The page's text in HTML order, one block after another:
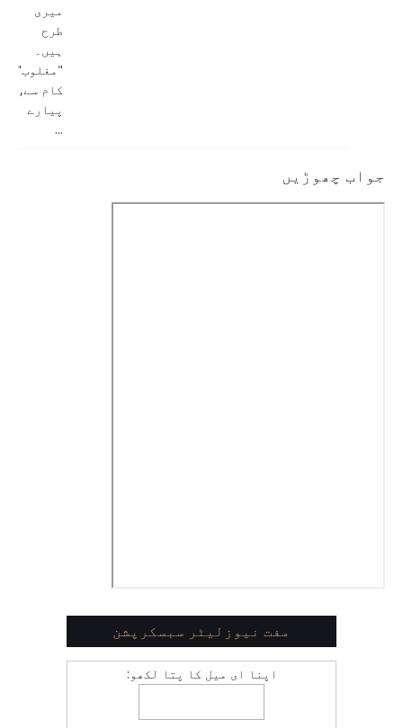
میری
طرح
ہیں۔
"مغلوب"
کام سے,
پیارے
...
جواب چھوڑیں
مفت نیوزلیٹر سبسکرپشن
اپنا ای میل کا پتا لکھو: